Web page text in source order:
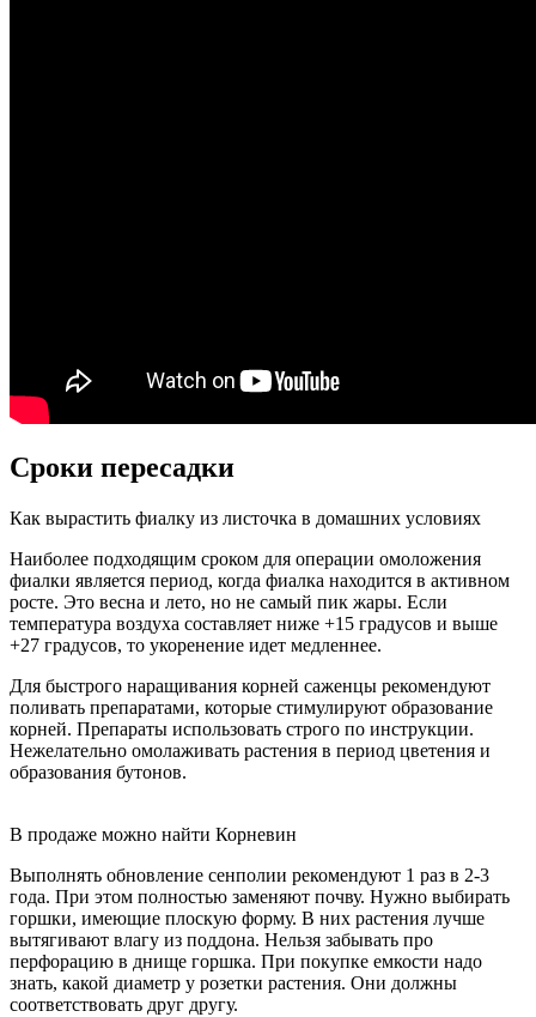
Сроки пересадки
Как вырастить фиалку из листочка в домашних условиях
Наиболее подходящим сроком для операции омоложения
фиалки является период, когда фиалка находится в активном
росте. Это весна и лето, но не самый пик жары. Если
температура воздуха составляет ниже +15 градусов и выше
+27 градусов, то укоренение идет медленнее.
Для быстрого наращивания корней саженцы рекомендуют
поливать препаратами, которые стимулируют образование
корней. Препараты использовать строго по инструкции.
Нежелательно омолаживать растения в период цветения и
образования бутонов.
В продаже можно найти Корневин
Выполнять обновление сенполии рекомендуют 1 раз в 2-3
года. При этом полностью заменяют почву. Нужно выбирать
горшки, имеющие плоскую форму. В них растения лучше
вытягивают влагу из поддона. Нельзя забывать про
перфорацию в днище горшка. При покупке емкости надо
знать, какой диаметр у розетки растения. Они должны
соответствовать друг другу.